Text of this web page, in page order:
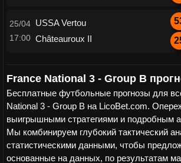
25/04
17:00
USSA Vertou
Châteauroux II
France National 3 - Group B
Бесплатные футбольные прогнозы для
National 3 - Group B на LicoBet.com.
выигрышными стратегиями и подробным
Мы комбинируем глубокий тактический
статистическими данными, чтобы
основанные на данных, по результатам